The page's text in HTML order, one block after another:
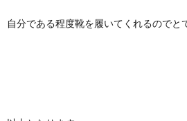
自分である程度靴を履いてくれるのでと